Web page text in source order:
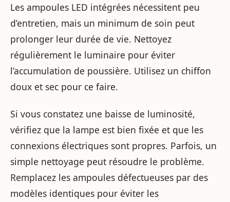
Les ampoules LED intégrées nécessitent peu
d’entretien, mais un minimum de soin peut
prolonger leur durée de vie. Nettoyez
régulièrement le luminaire pour éviter
l’accumulation de poussière. Utilisez un chiffon
doux et sec pour ce faire.
Si vous constatez une baisse de luminosité,
vérifiez que la lampe est bien fixée et que les
connexions électriques sont propres. Parfois, un
simple nettoyage peut résoudre le problème.
Remplacez les ampoules défectueuses par des
modèles identiques pour éviter les